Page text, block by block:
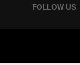
FOLLOW US